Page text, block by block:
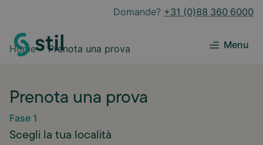
Domande? +31 (0)88 360 6000
Menu
Home Prenota una prova
Prenota una prova
Fase 1
Scegli la tua località